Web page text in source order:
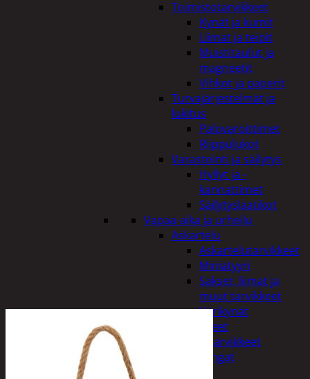
Toimistotarvikkeet
Kynät ja kumit
Liimat ja teipit
Muistitaulut ja
magneetit
Vihkot ja paperit
Turvajärjestelmät ja
lukitus
Palovaroittimet
Riippulukot
Varastointi ja säilytys
Hyllyt ja -
kannattimet
Säilytyslaatikot
Vapaa-aika ja urheilu
Askartelu
Askartelutarvikkeet
Miniatyyri
Sakset, liimat ja
muut tarvikkeet
Värikynät
Harrasteet
Käsityötarvikkeet
Langat